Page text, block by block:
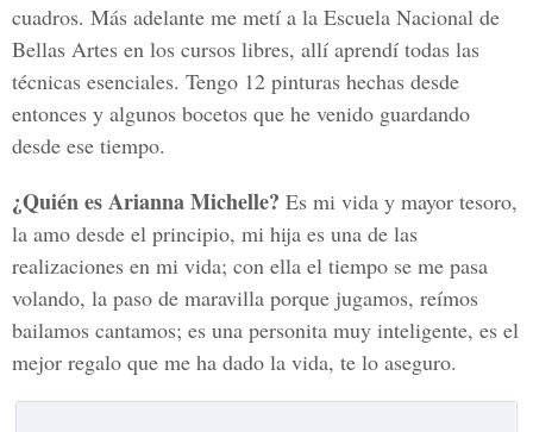
cuadros. Más adelante me metí a la Escuela Nacional de
Bellas Artes en los cursos libres, allí aprendí todas las
técnicas esenciales. Tengo 12 pinturas hechas desde
entonces y algunos bocetos que he venido guardando
desde ese tiempo.
¿Quién es Arianna Michelle? Es mi vida y mayor tesoro,
la amo desde el principio, mi hija es una de las
realizaciones en mi vida; con ella el tiempo se me pasa
volando, la paso de maravilla porque jugamos, reímos
bailamos cantamos; es una personita muy inteligente, es el
mejor regalo que me ha dado la vida, te lo aseguro.